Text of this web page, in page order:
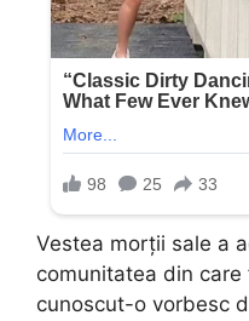
Vestea morții sale a
comunitatea din
cunoscut-o vorbesc